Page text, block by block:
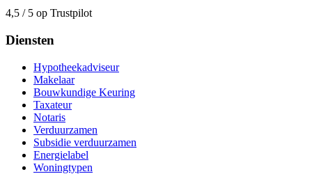
4,5 / 5 op Trustpilot
Diensten
Hypotheekadviseur
Makelaar
Bouwkundige Keuring
Taxateur
Notaris
Verduurzamen
Subsidie verduurzamen
Energielabel
Woningtypen